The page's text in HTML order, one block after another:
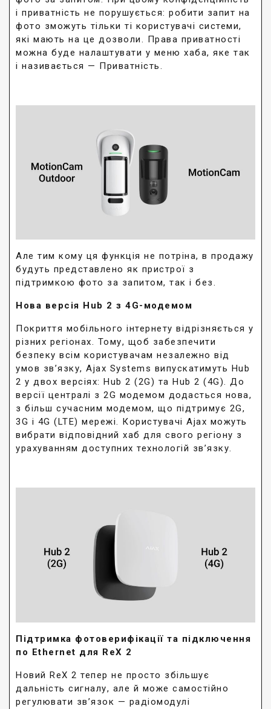
і приватність не порушується: робити запит на
фото зможуть тільки ті користувачі системи,
які мають на це дозволи. Права приватності
можна буде налаштувати у меню хаба, яке так
і називається — Приватність.
Але тим кому ця функція не потріна, в продажу
будуть представлено як пристрої з
підтримкою фото за запитом, так і без.
Нова версія Hub 2 з 4G-модемом
Покриття мобільного інтернету відрізняється у
різних регіонах. Тому, щоб забезпечити
безпеку всім користувачам незалежно від
умов зв’язку, Ajax Systems випускатимуть Hub
2 у двох версіях: Hub 2 (2G) та Hub 2 (4G). До
версії централі з 2G модемом додасться нова,
з більш сучасним модемом, що підтримує 2G,
3G і 4G (LTE) мережі. Користувачі Ajax можуть
вибрати відповідний хаб для свого регіону з
урахуванням доступних технологій зв’язку.
Підтримка фотоверифікації та підключення
по Ethernet для ReX 2
Новий ReX 2 тепер не просто збільшує
дальність сигналу, але й може самостійно
регулювати зв’язок — радіомодулі